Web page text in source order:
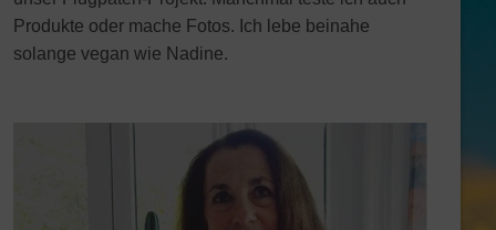
Produkte oder mache Fotos. Ich lebe beinahe
solange vegan wie Nadine.